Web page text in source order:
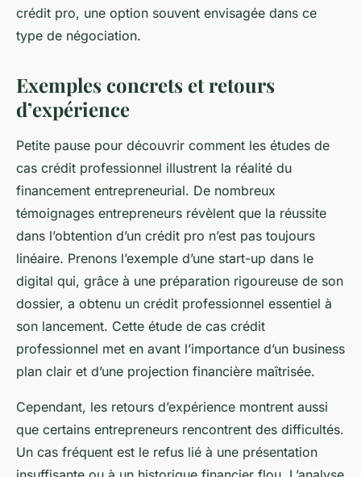
crédit pro, une option souvent envisagée dans ce
type de négociation.
Exemples concrets et retours
d’expérience
Petite pause pour découvrir comment les études de
cas crédit professionnel illustrent la réalité du
financement entrepreneurial. De nombreux
témoignages entrepreneurs révèlent que la réussite
dans l’obtention d’un crédit pro n’est pas toujours
linéaire. Prenons l’exemple d’une start-up dans le
digital qui, grâce à une préparation rigoureuse de son
dossier, a obtenu un crédit professionnel essentiel à
son lancement. Cette étude de cas crédit
professionnel met en avant l’importance d’un business
plan clair et d’une projection financière maîtrisée.
Cependant, les retours d’expérience montrent aussi
que certains entrepreneurs rencontrent des difficultés.
Un cas fréquent est le refus lié à une présentation